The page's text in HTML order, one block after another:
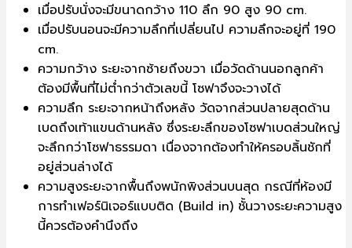
เมื่อปรับนั่งจะมีขนาดกว้าง 110 ลึก 90 สูง 90 cm.
เมื่อปรับนอนจะมีความลึกที่เปลี่ยนไป ความลึกจะอยู่ที่ 190
cm.
ความกว้าง ระยะจากซ้ายถึงขวา เมื่อวัดด้านนอกลูกค้า
ต้องมีพื้นที่ไม่ต่ำกว่าตัวเลขนี้ โซฟาจึงจะวางได้
ความลึก ระยะจากหน้าถึงหลัง วัดจากส่วนปลายสุดด้าน
เบดถึงเท้าแขนด้านหลัง ซึ่งระยะลึกของโซฟาเบดส่วนใหญ่
จะลึกกว่าโซฟาธรรมดา เนื่องจากต้องทำให้ครอบลิ้นชักที่
อยู่ส่วนล่างได้
ความสูงระยะจากพื้นถึงพนักพิงส่วนบนสุด กรณีที่ห้องมี
การทำเฟอร์นิเจอร์แบบติด (Build in) ชั้นวางระยะความสูง
นี้ควรต้องคำนึงถึง